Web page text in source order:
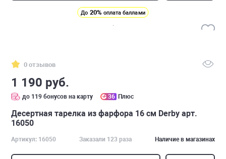
До 20% оплата баллами
0 отзывов
1 190 руб.
до 119 бонусов на карту 36 Плюс
Десертная тарелка из фарфора 16 см Derby арт.
16050
Артикул: 16050 Заказали 123 раза Наличие в магазинах